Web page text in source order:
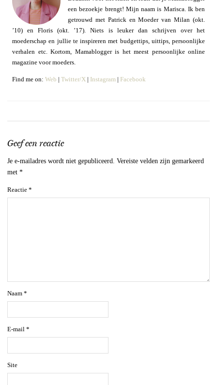
een bezoekje brengt! Mijn naam is Marisca. Ik ben
getrouwd met Patrick en Moeder van Milan (okt.
’10) en Floris (okt. ’17). Niets is leuker dan schrijven over het
moederschap en jullie te inspireren met budgettips, uittips, persoonlijke
verhalen etc. Kortom, Mamablogger is het meest persoonlijke online
magazine voor moeders.
Find me on: Web | Twitter/X | Instagram | Facebook
Geef een reactie
Je e-mailadres wordt niet gepubliceerd. Vereiste velden zijn gemarkeerd
met *
Reactie *
Naam *
E-mail *
Site